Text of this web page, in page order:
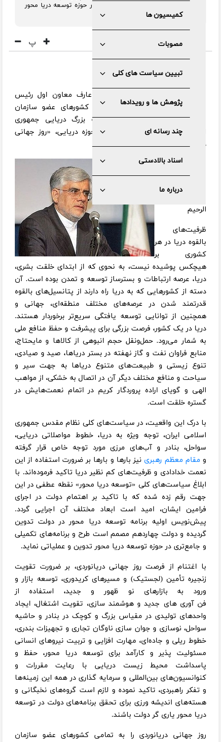
کمیسیون ها
مصوبات
تبیین سیاست های کلی
پژوهش ها و رویدادها
چند رسانه ای
اسناد بالادستی
درباره ما
طرح و برنامه‌های تکمیلی و جامع‌تری در حوزه توسعه دریا محور
تدوین و عملیاتی نماید.
پ
محمدرضا عارف معاون اول رئیس
جمهور، با ارسال پیامی خطاب به کشورهای عضو سازمان
بین‌المللی دریانوردی (IMO)، جامعه بزرگ دریایی جمهوری
اسلامی ایران، دریانوردی و فعالان حوزه دریایی، «روز جهانی
دریانوردی» را تبریک گفت.
متن پیام به این
شرح است:
الرحیم
ظرفیت‌های
بالقوه دریا در هر
کشوری بر
هیچکس پوشیده نیست، به نحوی که از ابتدای خلقت بشری،
دریا، عرصه ارتباطات و بسترساز توسعه و تمدن بوده است. آن
دسته از کشورهایی که به دریا راه دارند از پتانسیل‌های بالقوه
قدرتمند شدن در عرصه‌های مختلف منطقه‌ای، جهانی و
همچنین از توانایی توسعه یافتگی سریع‌تر برخوردار هستند.
دریا در یک کشور، فرصت بزرگی برای پیشرفت و حفظ منافع ملی
به شمار می‌رود. حمل‌ونقل حجم انبوهی از کالاها و مایحتاج،
منابع فراوان نفت و گاز نهفته در بستر دریاها، صید و صیادی،
تنوع زیستی و طبیعت‌های متنوع دریاها به جهت سیر و
سیاحت و منافع مختلف دیگر آن در اتصال به خشکی، از مواهب
الهی و گویای اراده پروردگار کریم در اتمام نعمت‌هایش در
گستره خلقت است.
با درک این واقعیت، در سیاست‌های کلی نظام مقدس جمهوری
اسلامی ایران، توجه ویژه به دریا، خطوط مواصلاتی دریایی،
سواحل، بنادر و آب‌های مرزی مورد توجه خاص قرار گرفته
و مقام معظم رهبرینیز بارها و بارها بر ضرورت استفاده از این
نعمت خدادادی و ظرفیت‌های کم نظیر دریا تاکید فرموده‌اند. با
ابلاغ سیاست‌های کلی «توسعه دریا محور» نقطه عطفی در این
جهت رقم زده شده که با تاکید بر اهتمام دولت در اجرای
فرامین ایشان، امید است ابعاد مختلف آن اجرایی گردد.
پیش‌نویس اولیه برنامه توسعه دریا محور در دولت تدوین
گردیده و دولت چهاردهم مصمم است طرح و برنامه‌های تکمیلی
و جامع‌تری در حوزه توسعه دریا محور تدوین و عملیاتی نماید.
با اغتنام از فرصت روز جهانی دریانوردی، بر ضرورت تقویت
زنجیره تأمین (لجستیک) و مسیرهای کریدوری، توسعه بازار و
ورود به بازارهای نو ظهور و جدید، استفاده از
فن آوری های جدید و هوشمند سازی، تقویت اشتغال، ایجاد
واحدهای تولیدی در مقیاس بزرگ و کوچک در بنادر و حاشیه
سواحل، نوسازی و جوان سازی ناوگان تجاری و تجهیزات بندری،
خطوط ریلی و جاده‌ای، مهارت افزایی و تربیت نیروهای انسانی
مسئولیت پذیر و کارآمد برای توسعه دریا محور، حفظ و
پاسداشت محیط زیست دریایی با رعایت مقررات و
کنوانسیون‌های بین‌المللی و سرمایه گذاری در همه این زمینه‌ها
و تفکر راهبردی، تاکید نموده و لازم است گروه‌های نخبگانی و
هسته‌های اندیشه ورزی برای تحقق برنامه‌های دولت در توسعه
دریا محور یاری گر دولت باشند.
روز جهانی دریانوردی را به تمامی کشورهای عضو سازمان